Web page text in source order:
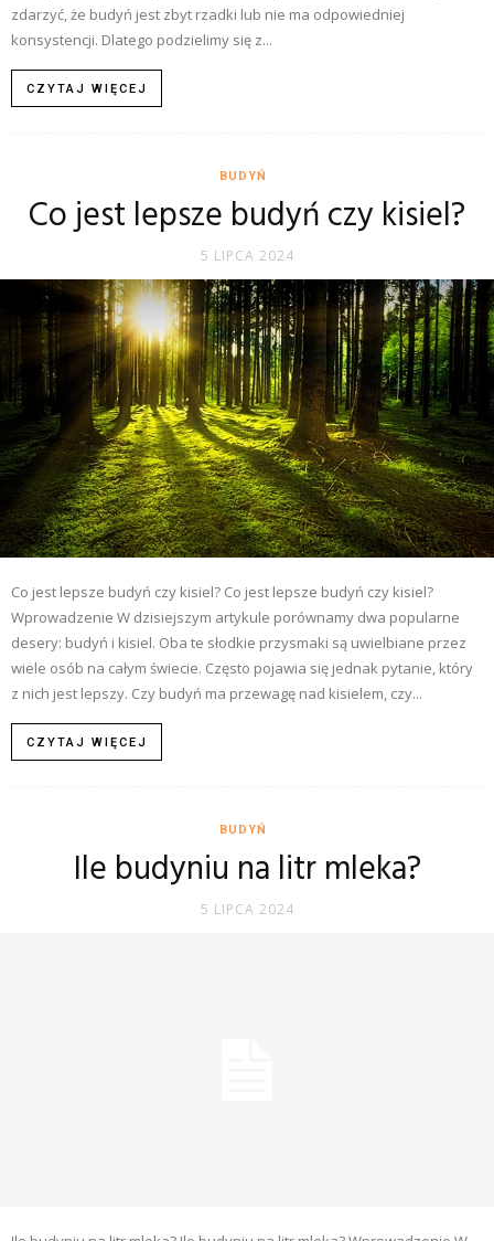
zdarzyć, że budyń jest zbyt rzadki lub nie ma odpowiedniej
konsystencji. Dlatego podzielimy się z...
CZYTAJ WIĘCEJ
BUDYŃ
Co jest lepsze budyń czy kisiel?
5 LIPCA 2024
Co jest lepsze budyń czy kisiel? Co jest lepsze budyń czy kisiel?
Wprowadzenie W dzisiejszym artykule porównamy dwa popularne
desery: budyń i kisiel. Oba te słodkie przysmaki są uwielbiane przez
wiele osób na całym świecie. Często pojawia się jednak pytanie, który
z nich jest lepszy. Czy budyń ma przewagę nad kisielem, czy...
CZYTAJ WIĘCEJ
BUDYŃ
Ile budyniu na litr mleka?
5 LIPCA 2024